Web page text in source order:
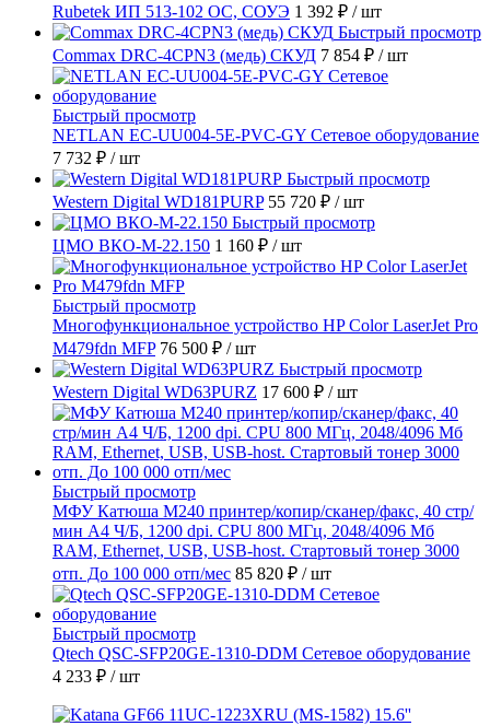
Rubetek ИП 513-102 ОС, СОУЭ 1 392 ₽ / шт
Быстрый просмотр
Commax DRC-4CPN3 (медь) СКУД 7 854 ₽ / шт
Быстрый просмотр
NETLAN EC-UU004-5E-PVC-GY Сетевое оборудование
7 732 ₽ / шт
Быстрый просмотр
Western Digital WD181PURP 55 720 ₽ / шт
Быстрый просмотр
ЦМО ВКО-М-22.150 1 160 ₽ / шт
Быстрый просмотр
Многофункциональное устройство HP Color LaserJet Pro
M479fdn MFP 76 500 ₽ / шт
Быстрый просмотр
Western Digital WD63PURZ 17 600 ₽ / шт
Быстрый просмотр
МФУ Катюша M240 принтер/копир/сканер/факс, 40 стр/
мин А4 Ч/Б, 1200 dpi. CPU 800 МГц, 2048/4096 Мб
RAM, Ethernet, USB, USB-host. Стартовый тонер 3000
отп. До 100 000 отп/мес 85 820 ₽ / шт
Быстрый просмотр
Qtech QSC-SFP20GE-1310-DDM Сетевое оборудование
4 233 ₽ / шт